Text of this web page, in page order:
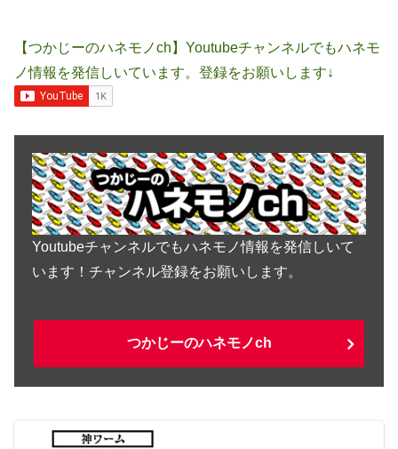
【つかじーのハネモノch】Youtubeチャンネルでもハネモ
ノ情報を発信しいています。登録をお願いします↓
Youtubeチャンネルでもハネモノ情報を発信しいて
います！チャンネル登録をお願いします。
つかじーのハネモノch